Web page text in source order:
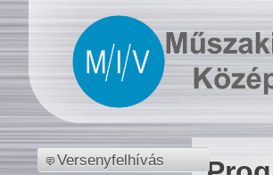
Versenyfelhívás